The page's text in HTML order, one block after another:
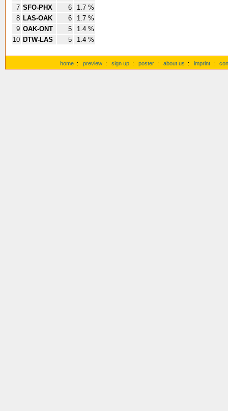
7 SFO-PHX 6
1.7 %
8 LAS-OAK 6
1.7 %
9 OAK-ONT 5
1.4 %
10 DTW-LAS 5 1.4 %
home : preview : sign up : poster : about us : imprint :